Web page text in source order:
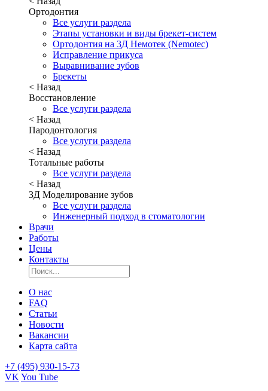
Ортодонтия
Все услуги раздела
Этапы установки и виды брекет-систем
Ортодонтия на 3Д Немотек (Nemotec)
Исправление прикуса
Выравнивание зубов
Брекеты
< Назад
Восстановление
Все услуги раздела
< Назад
Пародонтология
Все услуги раздела
< Назад
Тотальные работы
Все услуги раздела
< Назад
3Д Моделирование зубов
Все услуги раздела
Инженерный подход в стоматологии
Врачи
Работы
Цены
Контакты
О нас
FAQ
Статьи
Новости
Вакансии
Карта сайта
+7 (495) 930-15-73
VK You Tube